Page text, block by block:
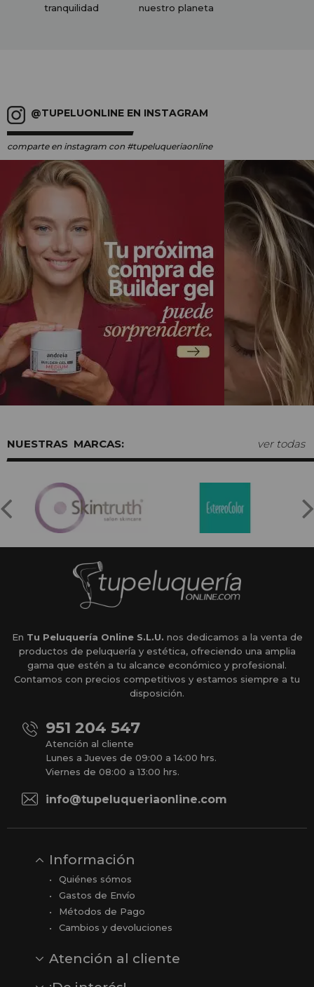
tranquilidad
nuestro planeta
@TUPELUONLINE EN INSTAGRAM
comparte en instagram con #tupeluqueriaonline
MARCAS: ver todas
En Tu Peluquería Online S.L.U. nos dedicamos a la venta de
productos de peluquería y estética, ofreciendo una amplia
gama que estén a tu alcance económico y profesional.
Contamos con precios competitivos y estamos siempre a tu
disposición.
951 204 547
Atención al cliente
Lunes a Jueves de 09:00 a 14:00 hrs.
Viernes de 08:00 a 13:00 hrs.
info@tupeluqueriaonline.com
Información
Quiénes sómos
Gastos de Envío
Métodos de Pago
Cambios y devoluciones
Atención al cliente
Opiniones
Reseñas en Google